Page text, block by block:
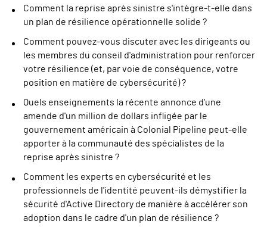
Comment la reprise après sinistre s'intègre-t-elle dans
un plan de résilience opérationnelle solide ?
Comment pouvez-vous discuter avec les dirigeants ou
les membres du conseil d'administration pour renforcer
votre résilience (et, par voie de conséquence, votre
position en matière de cybersécurité) ?
Quels enseignements la récente annonce d'une
amende d'un million de dollars infligée par le
gouvernement américain à Colonial Pipeline peut-elle
apporter à la communauté des spécialistes de la
reprise après sinistre ?
Comment les experts en cybersécurité et les
professionnels de l'identité peuvent-ils démystifier la
sécurité d'Active Directory de manière à accélérer son
adoption dans le cadre d'un plan de résilience ?